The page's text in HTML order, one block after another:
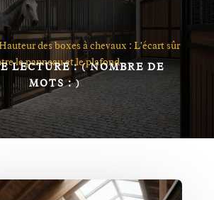
des boxes à chevaux : L'écart sûr
le panneau et le plafond
LECTURE :( NOMBRE DE
MOTS :)